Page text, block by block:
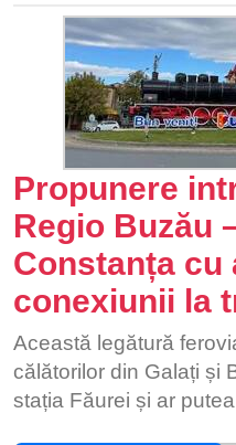
Propunere
Regio Buzău
Constanța cu
conexiunii la
Această legătură
călătorilor din Galați și
stația Făurei și ar